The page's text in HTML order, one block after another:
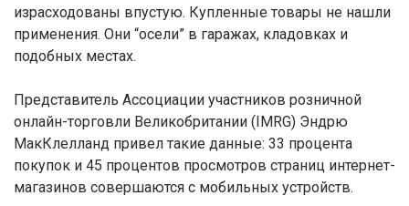
израсходованы впустую. Купленные товары не нашли
применения. Они “осели” в гаражах, кладовках и
подобных местах.
Представитель Ассоциации участников розничной
онлайн-торговли Великобритании (IMRG) Эндрю
МакКлелланд привел такие данные: 33 процента
покупок и 45 процентов просмотров страниц интернет-
магазинов совершаются с мобильных устройств.